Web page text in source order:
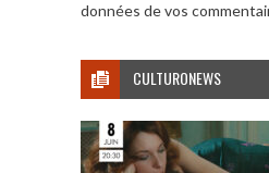
données de vos
CULTURONEWS